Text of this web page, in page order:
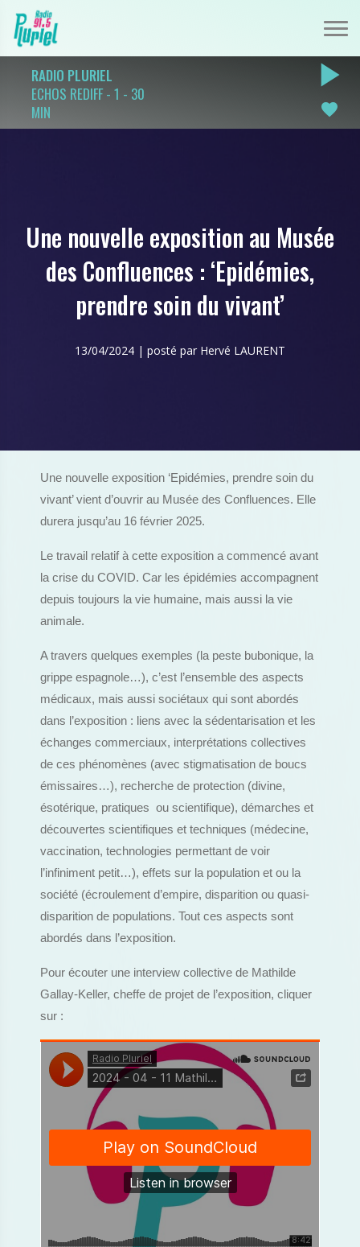
RADIO PLURIEL
ECHOS REDIFF - 1 - 30
MIN
play_arrow
favorite
Une nouvelle exposition au Musée
des Confluences : ‘Epidémies,
prendre soin du vivant’
13/04/2024 | posté par Hervé LAURENT
Une nouvelle exposition ‘Epidémies, prendre soin du
vivant’ vient d’ouvrir au Musée des Confluences. Elle
durera jusqu’au 16 février 2025.
Le travail relatif à cette exposition a commencé avant
la crise du COVID. Car les épidémies accompagnent
depuis toujours la vie humaine, mais aussi la vie
animale.
A travers quelques exemples (la peste bubonique, la
grippe espagnole…), c’est l’ensemble des aspects
médicaux, mais aussi sociétaux qui sont abordés
dans l’exposition : liens avec la sédentarisation et les
échanges commerciaux, interprétations collectives
de ces phénomènes (avec stigmatisation de boucs
émissaires…), recherche de protection (divine,
ésotérique, pratiques ou scientifique), démarches et
découvertes scientifiques et techniques (médecine,
vaccination, technologies permettant de voir
l’infiniment petit…), effets sur la population et ou la
société (écroulement d’empire, disparition ou quasi-
disparition de populations. Tout ces aspects sont
abordés dans l’exposition.
Pour écouter une interview collective de Mathilde
Gallay-Keller, cheffe de projet de l’exposition, cliquer
sur :